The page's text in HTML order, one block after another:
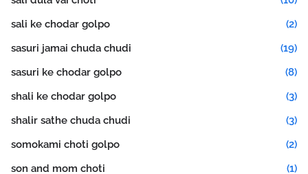
sali ke chodar golpo
(2)
sasuri jamai chuda chudi
(19)
sasuri ke chodar golpo
(8)
shali ke chodar golpo
(3)
shalir sathe chuda chudi
(3)
somokami choti golpo
(2)
son and mom choti
(1)